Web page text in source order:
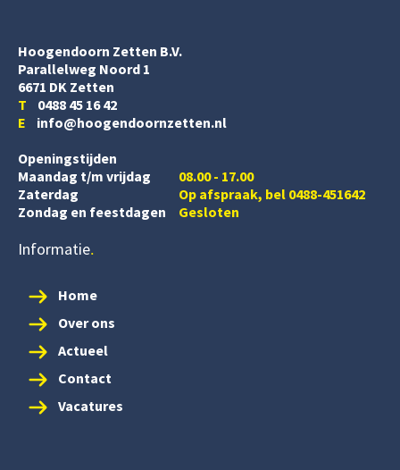
Hoogendoorn Zetten B.V.
Parallelweg Noord 1
6671 DK Zetten
T 0488 45 16 42
E info@hoogendoornzetten.nl
Openingstijden
Maandag t/m vrijdag
08.00 - 17.00
Zaterdag
Op afspraak, bel 0488-451642
Zondag en feestdagen
Gesloten
Informatie
Home
Over ons
Actueel
Contact
Vacatures